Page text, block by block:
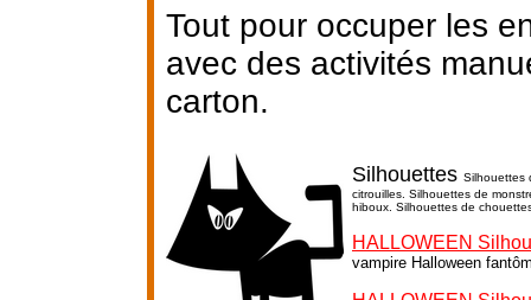
Tout pour occuper les
avec des activités
carton.
Silhouettes Silhouettes
citrouilles. Silhouettes de
hiboux. Silhouettes de
HALLOWEEN
vampire Halloween